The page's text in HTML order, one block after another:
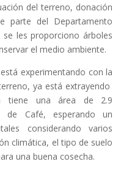
del terreno, donación
parte del Departamento
les proporciono árboles
el medio ambiente.
experimentando con la
ya está extrayendo
tiene una área de 2.9
de Café, esperando un
considerando varios
climática, el tipo de suelo
una buena cosecha.